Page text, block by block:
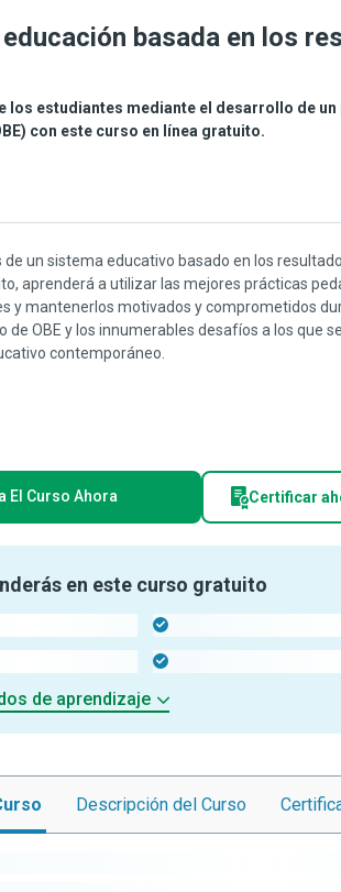
basada en los
los estudiantes mediante el desarrollo de un
con este curso en línea gratuito.
un sistema educativo basado en los
aprenderá a utilizar las mejores prácticas
y mantenerlos motivados y comprometidos
de OBE y los innumerables desafíos a los que
contemporáneo.
El Curso Ahora Certificar
en este curso gratuito
de aprendizaje
Descripción del Curso